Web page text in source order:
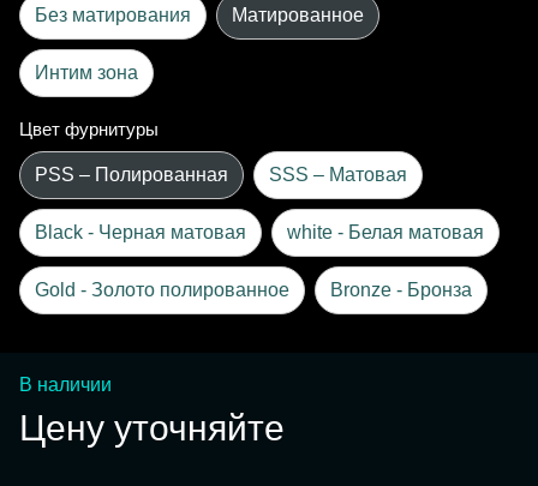
Без матирования Матированное
Интим зона
Цвет фурнитуры
PSS – Полированная SSS – Матовая
Black - Черная матовая white - Белая матовая
Gold - Золото полированное Bronze - Бронза
В наличии
Цену уточняйте